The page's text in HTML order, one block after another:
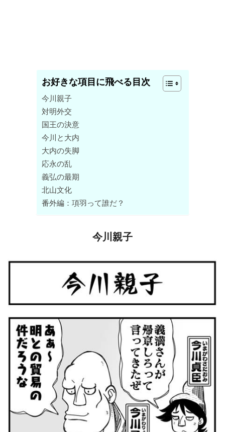
お好きな項目に飛べる目次
今川親子
対明外交
国王の決意
今川と大内
大内の失脚
応永の乱
義弘の最期
北山文化
番外編：項羽って誰だ？
今川親子